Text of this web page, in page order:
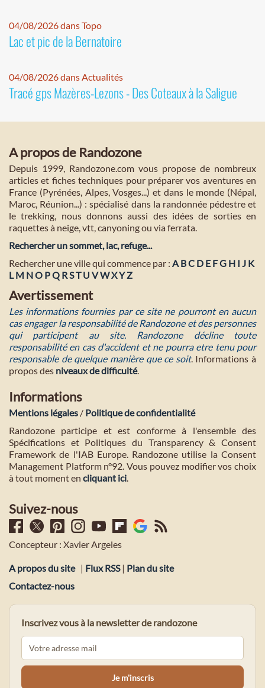
04/08/2026 dans Topo
Lac et pic de la Bernatoire
04/08/2026 dans Actualités
Tracé gps Mazères-Lezons - Des Coteaux à la Saligue
A propos de Randozone
Depuis 1999, Randozone.com vous propose de nombreux
articles et fiches techniques pour préparer vos aventures en
France (Pyrénées, Alpes, Vosges...) et dans le monde (Népal,
Maroc, Réunion...) : spécialisé dans la randonnée pédestre et
le trekking, nous donnons aussi des idées de sorties en
raquettes à neige, vtt, canyoning ou via ferrata.
Rechercher un sommet, lac, refuge...
Rechercher une ville qui commence par : A BC D E FG H I J K
L M NO PQ RST U VWXYZ
Avertissement
Les informations fournies par ce site ne pourront en aucun
cas engager la responsabilité de Randozone et des personnes
qui participent au site. Randozone décline toute
responsabilité en cas d'accident et ne pourra etre tenu pour
responsable de quelque manière que ce soit. Informations à
propos des niveaux de difficulté.
Informations
Mentions légales / Politique de confidentialité
Randozone participe et est conforme à l'ensemble des
Spécifications et Politiques du Transparency & Consent
Framework de l'IAB Europe. Randozone utilise la Consent
Management Platform n°92. Vous pouvez modifier vos choix
à tout moment en cliquant ici.
Suivez-nous
Concepteur : Xavier Argeles
A propos du site | Flux RSS| Plan du site
Contactez-nous
Inscrivez vous à la newsletter de randozone